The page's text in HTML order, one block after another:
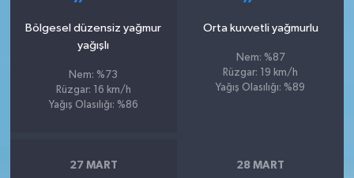
Bölgesel düzensiz yağmur
yağışlı
Nem: %73
Rüzgar: 16 km/h
Yağış Olasılığı: %86
Orta kuvvetli yağmurlu
Nem: %87
Rüzgar: 19 km/h
Yağış Olasılığı: %89
27 MART 28 MART